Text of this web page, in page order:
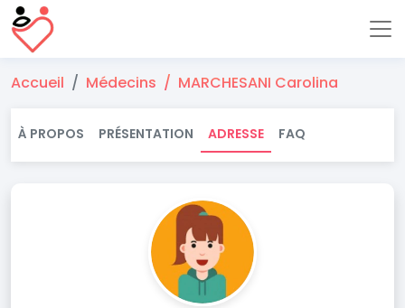
Accueil Médecins MARCHESANI Carolina
À PROPOS PRÉSENTATION ADRESSE FAQ